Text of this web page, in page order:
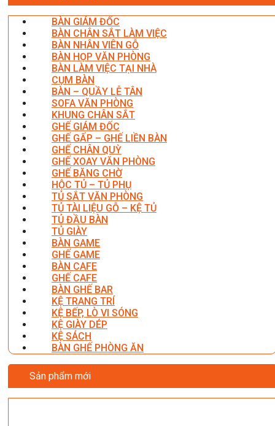
BÀN GIÁM ĐỐC
BÀN CHÂN SẮT LÀM VIỆC
BÀN NHÂN VIÊN GỖ
BÀN HỌP VĂN PHÒNG
BÀN LÀM VIỆC TẠI NHÀ
CỤM BÀN
BÀN – QUẦY LỄ TÂN
SOFA VĂN PHÒNG
KHUNG CHÂN SẮT
GHẾ GIÁM ĐỐC
GHẾ GẤP – GHẾ LIỀN BÀN
GHẾ CHÂN QUỲ
GHẾ XOAY VĂN PHÒNG
GHẾ BĂNG CHỜ
HỘC TỦ – TỦ PHỤ
TỦ SẮT VĂN PHÒNG
TỦ TÀI LIỆU GỖ – KỆ TỦ
TỦ ĐẦU BÀN
TỦ GIÀY
BÀN GAME
GHẾ GAME
BÀN CAFE
GHẾ CAFE
BÀN GHẾ BAR
KỆ TRANG TRÍ
KỆ BẾP, LÒ VI SÓNG
KỆ GIÀY DÉP
KỆ SÁCH
BÀN GHẾ PHÒNG ĂN
Sản phẩm mới